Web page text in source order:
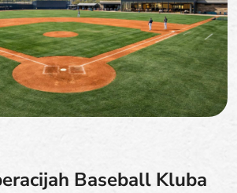
Baseball Kluba